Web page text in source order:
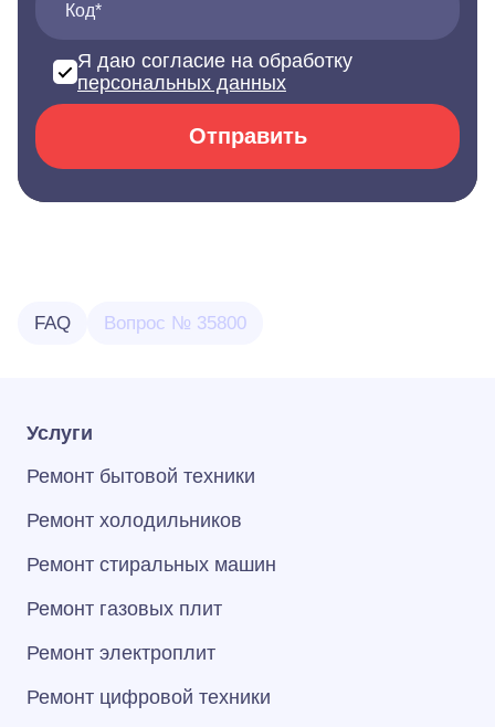
Код*
Я даю согласие на обработку
персональных данных
Отправить
FAQ Вопрос № 35800
Услуги
Ремонт бытовой техники
Ремонт холодильников
Ремонт стиральных машин
Ремонт газовых плит
Ремонт электроплит
Ремонт цифровой техники